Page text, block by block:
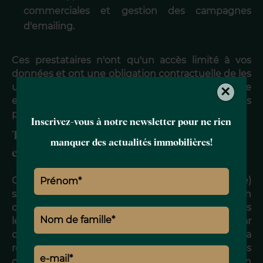
Inscrivez-vous à notre newsletter pour ne rien
manquer des actualités immobilières!
×
commerciales et gestion des campagnes
d'emailing.
Ces prestataires n'ont qu'un accès limité à vos
données et ont une obligation contractuelle de les
utiliser en conformité avec la législation applicable
en matière de protection des données
personnelles.
Transferts de données hors Union
européenne
Certains de ces prestataires (notamment Google)
sont susceptibles de transférer vos données en
dehors de l'Union européenne, notamment vers
les États-Unis. Ces transferts sont encadrés par
des garanties appropriées reconnues par la
réglementation européenne (clauses